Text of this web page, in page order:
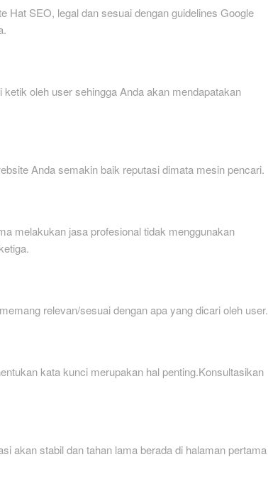
Hat SEO, legal dan sesuai dengan guidelines Google
oleh user sehingga Anda akan mendapatakan
Anda semakin baik reputasi dimata mesin pencari.
melakukan jasa profesional tidak menggunakan
relevan/sesuai dengan apa yang dicari oleh user.
kata kunci merupakan hal penting.Konsultasikan
akan stabil dan tahan lama berada di halaman pertama